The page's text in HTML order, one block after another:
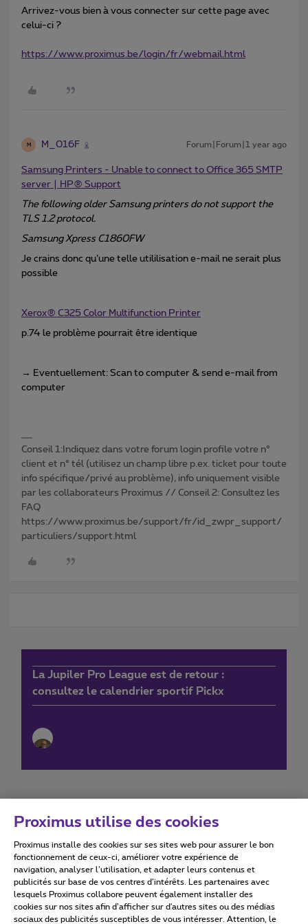
Arrivez-vous bien à vous connecter sur cette page avec
celui-ci ?
https://www.proximus.be/login/fr/webmail.html
M M_016F Forum|Forum|1 year ago
Samsung Printers - Unable to connect to Office 365 SMTP
server | HP® Support
The following older Samsung printers do not support the
TLS 1.2 protocol.
Samsung Xpress C1860FW
Je crains donc qu’une telle utililisation e-mail ne serait plus
possible
Xerox® C325 Color Multifunction Printer
p.74 le problème pourrait être identique
→ Eventuellement: Scan to computer & send e-mail from
computer
Conseil 1:Indiquez dans votre forum login profile votre n°
client et n° tél (utilisez un champ libre p.ex. ticket pour toute
info spécifique/privé au problème), info uniquement visible
par les collaborateurs Proximus // Conseil 2: Consultez les
FAQ
https://www.proximus.be/support/fr/id_zwpr_support/
particuliers/support.html
La Jupiler Pro League est de retour :
consultez le calendrier sportif Pickx
Conditions d'utilisation Accessibility statement
Proximus utilise des cookies
Proximus installe des cookies sur ses sites web pour assurer le bon
fonctionnement de ceux-ci, améliorer votre expérience de
navigation, analyser l’utilisation, et adapter leurs contenus et
publicités sur base de vos centres d’intérêts. Les partenaires avec
lesquels Proximus collabore peuvent également installer des
cookies sur nos sites afin d’afficher sur d'autres sites ou des médias
sociaux des publicités susceptibles de vous intéresser. Attention, le